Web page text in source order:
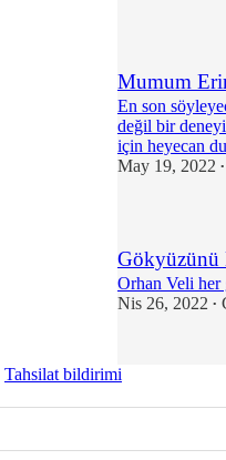
Mumum
En son
değil bir
için heyecan
May 19, 2022 •
Gökyüzünü
Orhan Veli her
Nis 26, 2022 •
Tahsilat bildirimi